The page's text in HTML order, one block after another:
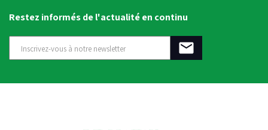
Restez informés de l'actualité en continu